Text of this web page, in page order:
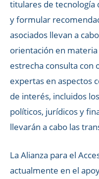
titulares de tecnología
y formular
asociados llevan a
orientación en
estrecha consulta con
expertas en aspectos
de interés, incluidos
políticos, jurídicos y
llevarán a cabo las
La Alianza para el
actualmente en el